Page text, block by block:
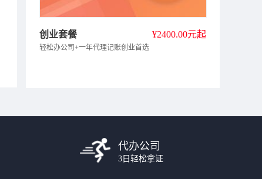
创业套餐 2400.00元起
轻松办公司+一年代理记账创业首选
代办公司
3日轻松拿证